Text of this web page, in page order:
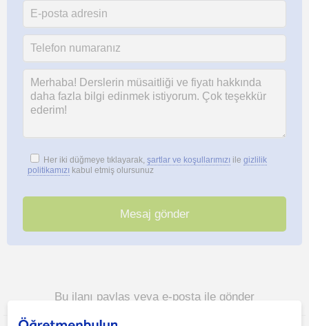
Her iki düğmeye tıklayarak, şartlar ve koşullarımızı ile gizlilik
politikamızı kabul etmiş olursunuz
Bu ilanı paylaş veya e-posta ile gönder